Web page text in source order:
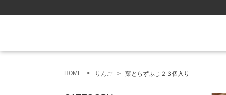
HOME りんご 葉とらずふじ２３個入り